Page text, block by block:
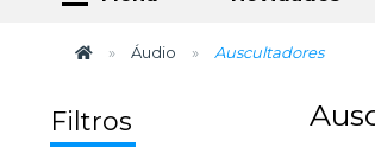
Áudio Auscultadores
Filtros